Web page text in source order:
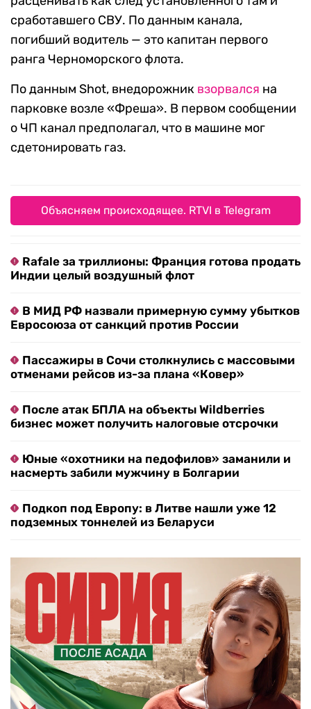
сработавшего СВУ. По данным канала,
погибший водитель — это капитан первого
ранга Черноморского флота.
По данным Shot, внедорожник взорвался на
парковке возле «Фреша». В первом сообщении
о ЧП канал предполагал, что в машине мог
сдетонировать газ.
Объясняем происходящее. RTVI в Telegram
Rafale за триллионы: Франция готова продать
Индии целый воздушный флот
В МИД РФ назвали примерную сумму убытков
Евросоюза от санкций против России
Пассажиры в Сочи столкнулись с массовыми
отменами рейсов из-за плана «Ковер»
После атак БПЛА на объекты Wildberries
бизнес может получить налоговые отсрочки
Юные «охотники на педофилов» заманили и
насмерть забили мужчину в Болгарии
Подкоп под Европу: в Литве нашли уже 12
подземных тоннелей из Беларуси